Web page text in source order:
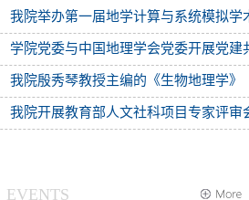
建设“双万计划”于2019年
神，贯彻落实新时代全国
建设高水平本科教育 全面
计划2.0系列文件等要求，
学院党委与中国地理学会党委开展党建
我院开展教育部人文社科项目专家评审